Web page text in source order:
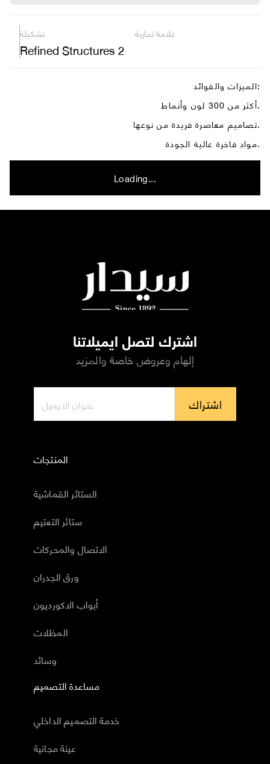
تشكيلة
Refined Structures 2
علامة تجارية
الميزات والفوائد:
أكثر من 300 لون وأنماط.
تصاميم معاصرة فريدة من نوعها.
مواد فاخرة عالية الجودة.
Loading...
اشترك لتصل ايميلاتنا
إلهام وعروض خاصة والمزيد
اشتراك
المنتجات
الستائر القماشية
ستائر التعتيم
الاتصال والمحركات
ورق الجدران
أبواب الاكورديون
المظلات
وسائد
مساعدة التصميم
خدمة التصميم الداخلي
عينة مجانية